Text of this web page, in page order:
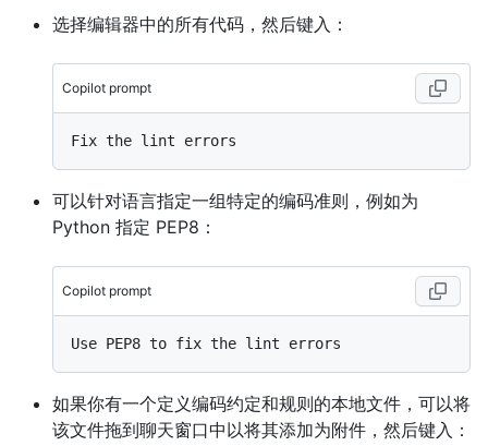
选择编辑器中的所有代码，然后键入：
Copilot prompt
可以针对语言指定一组特定的编码准则，例如为
Python 指定 PEP8：
Copilot prompt
如果你有一个定义编码约定和规则的本地文件，可以将
该文件拖到聊天窗口中以将其添加为附件，然后键入：